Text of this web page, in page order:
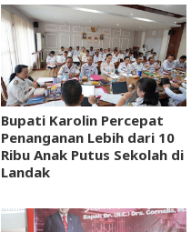
Bupati Karolin Percepat
Penanganan Lebih dari 10
Ribu Anak Putus Sekolah di
Landak